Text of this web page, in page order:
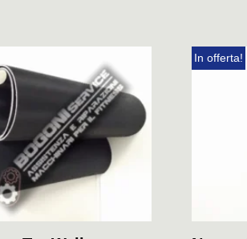
In offerta!